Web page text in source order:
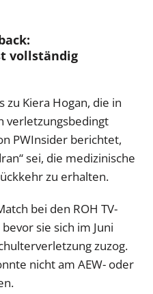
vollständig
zu Kiera Hogan, die in
verletzungsbedingt
PWInsider berichtet,
sei, die medizinische
zu erhalten.
bei den ROH TV-
sie sich im Juni
zuzog.
nicht am AEW- oder